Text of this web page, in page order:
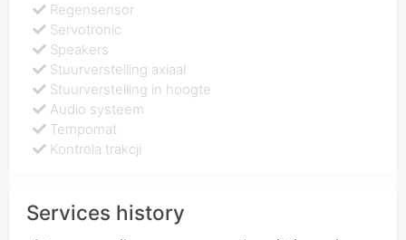
Regensensor
Servotronic
Speakers
Stuurverstelling axiaal
Stuurverstelling in hoogte
Audio systeem
Tempomat
Kontrola trakcji
Services history